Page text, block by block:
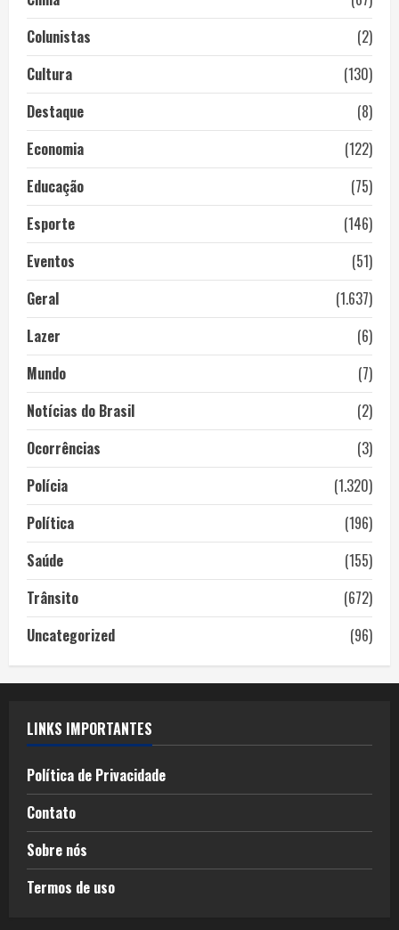
Colunistas
(2)
Cultura
(130)
Destaque
(8)
Economia
(122)
Educação
(75)
Esporte
(146)
Eventos
(51)
Geral
(1.637)
Lazer
(6)
Mundo
(7)
Notícias do Brasil
(2)
Ocorrências
(3)
Polícia
(1.320)
Política
(196)
Saúde
(155)
Trânsito
(672)
Uncategorized
(96)
LINKS IMPORTANTES
Política de Privacidade
Contato
Sobre nós
Termos de uso